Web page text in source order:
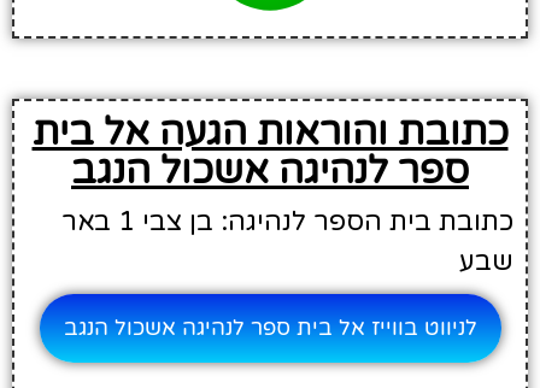
כתובת והוראות הגעה אל בית
ספר לנהיגה אשכול הנגב
כתובת בית הספר לנהיגה: בן צבי 1 באר
שבע
לניווט בווייז אל בית ספר לנהיגה אשכול הנגב